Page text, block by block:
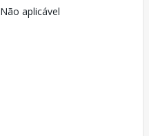
Não aplicável